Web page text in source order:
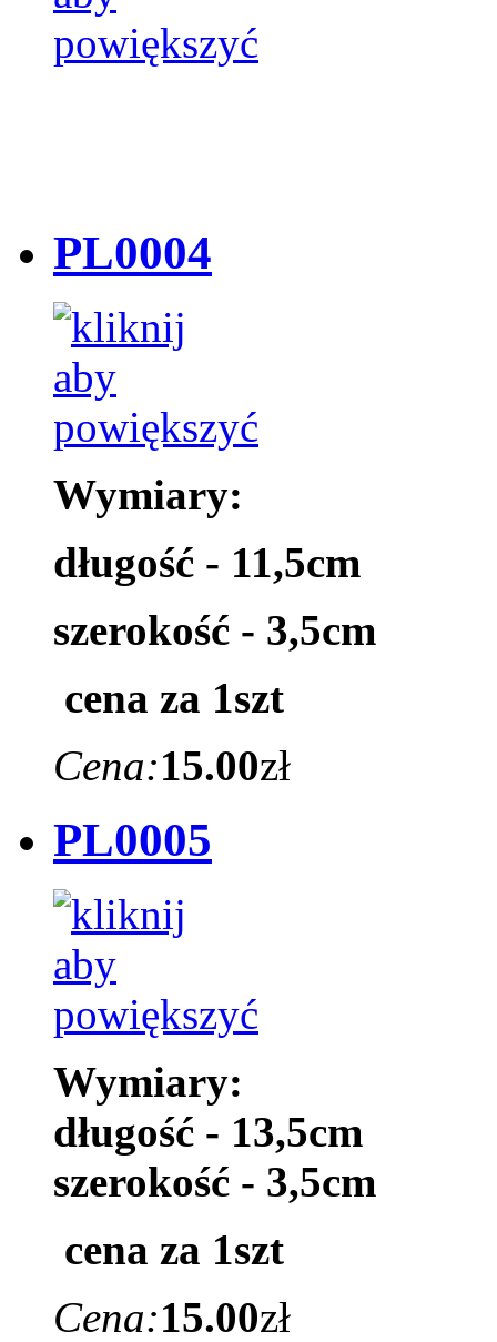
PL0004
Wymiary:
długość - 11,5cm
szerokość - 3,5cm
cena za 1szt
Cena:15.00zł
PL0005
Wymiary:
długość - 13,5cm
szerokość - 3,5cm
cena za 1szt
Cena:15.00zł